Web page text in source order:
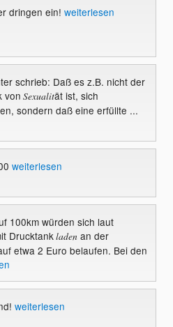
dringen ein! weiterlesen
schrieb: Daß es z.B. nicht der
von Sexualität ist, sich
sondern daß eine erfüllte ...
weiterlesen
100km würden sich laut
Drucktank ladenan der
etwa 2 Euro belaufen. Bei den
weiterlesen